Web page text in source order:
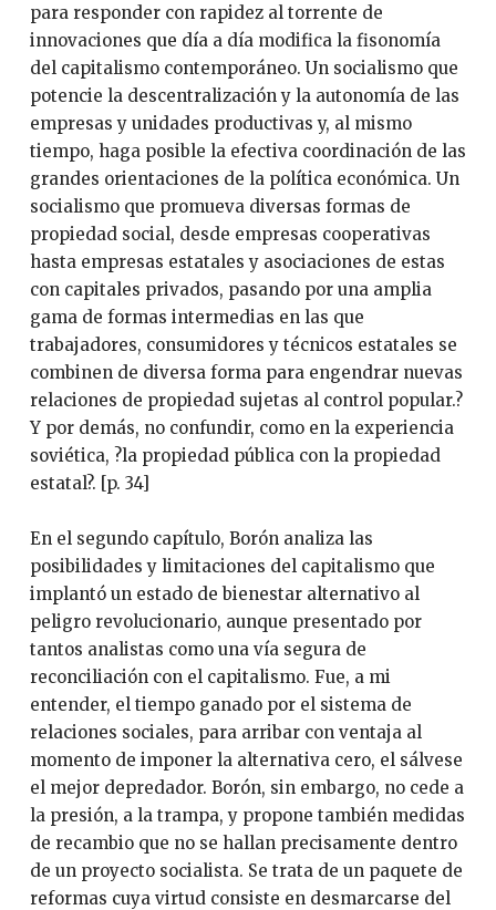
para responder con rapidez al torrente de
innovaciones que día a día modifica la fisonomía
del capitalismo contemporáneo. Un socialismo que
potencie la descentralización y la autonomía de las
empresas y unidades productivas y, al mismo
tiempo, haga posible la efectiva coordinación de las
grandes orientaciones de la política económica. Un
socialismo que promueva diversas formas de
propiedad social, desde empresas cooperativas
hasta empresas estatales y asociaciones de estas
con capitales privados, pasando por una amplia
gama de formas intermedias en las que
trabajadores, consumidores y técnicos estatales se
combinen de diversa forma para engendrar nuevas
relaciones de propiedad sujetas al control popular.?
Y por demás, no confundir, como en la experiencia
soviética, ?la propiedad pública con la propiedad
estatal?. [p. 34]
En el segundo capítulo, Borón analiza las
posibilidades y limitaciones del capitalismo que
implantó un estado de bienestar alternativo al
peligro revolucionario, aunque presentado por
tantos analistas como una vía segura de
reconciliación con el capitalismo. Fue, a mi
entender, el tiempo ganado por el sistema de
relaciones sociales, para arribar con ventaja al
momento de imponer la alternativa cero, el sálvese
el mejor depredador. Borón, sin embargo, no cede a
la presión, a la trampa, y propone también medidas
de recambio que no se hallan precisamente dentro
de un proyecto socialista. Se trata de un paquete de
reformas cuya virtud consiste en desmarcarse del